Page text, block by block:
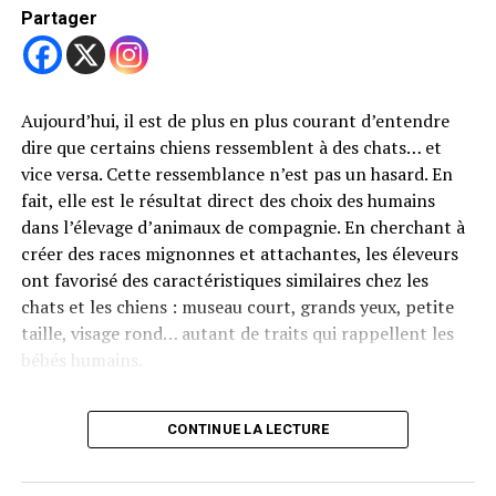
Des emplois supplémentaires pour gérer le suivi
Le Conseil d’État prévoit la création de
Aujourd’hui, moins d’un poste est dédié à la gestion des
affaires liées aux chiens, ce qui est insuffisant au vu de la
hausse du nombre de chiens et d’incidents. Cette
proposition a cependant été critiquée, même par ceux
qui ont soutenu les motions, notamment à cause du
coût humain et financier.
Un enjeu de sécurité et de responsabilité
La question de la
assurer l’éducation, le comportement en société, et la
sécurité autour de lui. Avec ces mesures, le Valais
les accidentsetrenforcer la cohabitation entre
Partager
Aujourd’hui, il est de plus en plus courant d’entendre
dire que certains chiens ressemblent à des chats… et
vice versa. Cette ressemblance n’est pas un hasard. En
fait, elle est le résultat direct des choix des humains
dans l’élevage d’animaux de compagnie. En cherchant à
créer des races mignonnes et attachantes, les éleveurs
ont favorisé des caractéristiques similaires chez les
chats et les chiens : museau court, grands yeux, petite
taille, visage rond… autant de traits qui rappellent les
bébés humains.
Selon des chercheurs en biologie de l’évolution, comme
Abby Drake de l’université Cornell, les animaux
dans la forme de leur crâne que les animaux sauvages. Et
CONTINUE LA LECTURE